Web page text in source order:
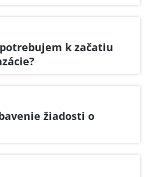
k začatiu
žiadosti o